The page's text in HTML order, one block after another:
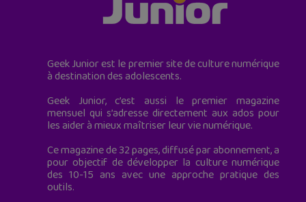
Geek Junior est le premier site de culture numérique
à destination des adolescents.
Geek Junior, c’est aussi le premier magazine
mensuel qui s’adresse directement aux ados pour
les aider à mieux maîtriser leur vie numérique.
Ce magazine de 32 pages, diffusé par abonnement, a
pour objectif de développer la culture numérique
des 10-15 ans avec une approche pratique des
outils.